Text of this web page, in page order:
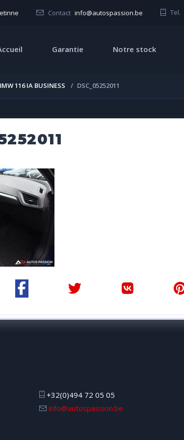
Contact info@autospassion.be Tel.
Garantie Notre stock
116 IA BUSINESS DSC_05252011
+32(0)494 72 05 05
info@autospassion.be